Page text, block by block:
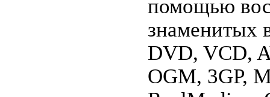
помoщью
знаменитых
DVD, VCD,
OGM, 3GP,